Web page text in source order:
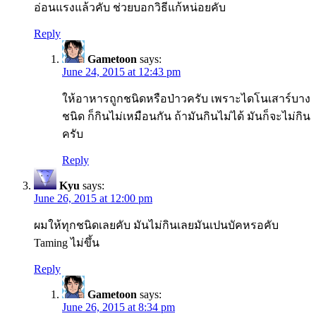
อ่อนแรงแล้วคับ ช่วยบอกวิธีแก้หน่อยคับ
Reply
Gametoon says:
June 24, 2015 at 12:43 pm
ให้อาหารถูกชนิดหรือป่าวครับ เพราะไดโนเสาร์บาง
ชนิด ก็กินไม่เหมือนกัน ถ้ามันกินไม่ได้ มันก็จะไม่กิน
ครับ
Reply
Kyu says:
June 26, 2015 at 12:00 pm
ผมให้ทุกชนิดเลยคับ มันไม่กินเลยมันเปนบัคหรอคับ
Taming ไม่ขึ้น
Reply
Gametoon says:
June 26, 2015 at 8:34 pm